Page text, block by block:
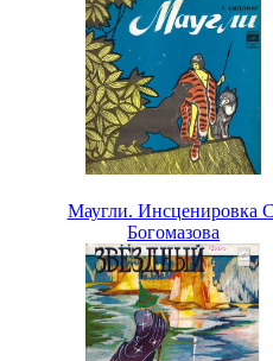
Маугли. Инсценировка
Богомазова